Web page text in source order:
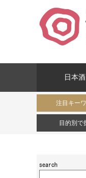
日本酒
注目キー
目的別で